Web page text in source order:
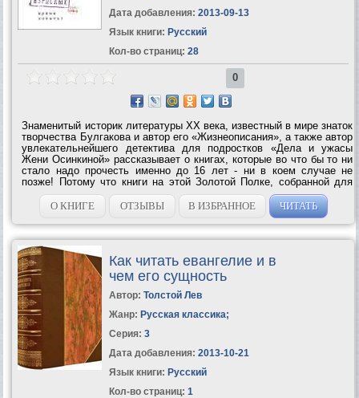
Дата добавления: 2013-09-13
Язык книги: Русский
Кол-во страниц: 28
0
Знаменитый историк литературы ХХ века, известный в мире знаток
творчества Булгакова и автор его «Жизнеописания», а также автор
увлекательнейшего детектива для подростков «Дела и ужасы
Жени Осинкиной» рассказывает о книгах, которые во что бы то ни
стало надо прочесть именно до 16 лет - ни в коем случае не
позже! Потому что книги на этой Золотой Полке, собранной для
вас Мариэттой Чудаковой, так хитро написаны, что если вы
опоздаете и...
О КНИГЕ ОТЗЫВЫ В ИЗБРАННОЕ ЧИТАТЬ
Как читать евангелие и в
чем его сущность
Автор: Толстой Лев
Жанр: Русская классика;
Серия: 3
Дата добавления: 2013-10-21
Язык книги: Русский
Кол-во страниц: 1